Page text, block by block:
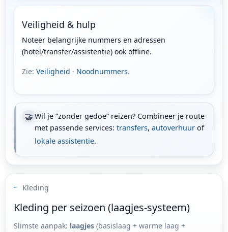
Veiligheid & hulp
Noteer belangrijke nummers en adressen
(hotel/transfer/assistentie) ook offline.
Zie:Veiligheid · Noodnummers.
🤝 Wil je “zonder gedoe” reizen? Combineer je route
met passende services: transfers, autoverhuur of
lokale assistentie.
Kleding
Kleding per seizoen (laagjes-systeem)
Slimste aanpak: laagjes (basislaag + warme laag +